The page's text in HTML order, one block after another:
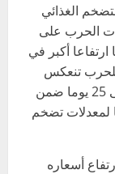
الغذائي
الحرب على
ارتفاعا أكبر في
للحرب تنعكس
على أسعار السلع الاستهلاكية بعد نحو 20 إلى 25 يوما ضمن
لمعدلات تضخم
أسعاره